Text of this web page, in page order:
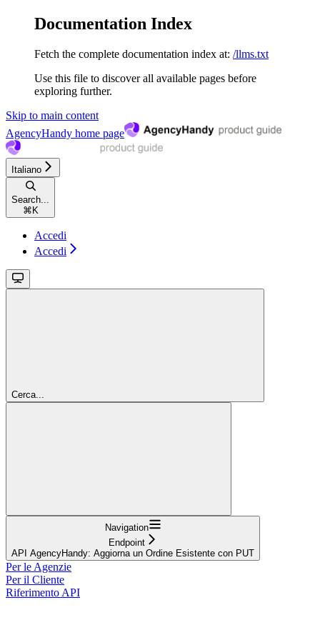
Documentation Index
Fetch the complete documentation index at: /llms.txt
Use this file to discover all available pages before
exploring further.
Skip to main content
AgencyHandy home page
Italiano
Search...
⌘ K
Accedi
Accedi
Cerca...
Navigation
Endpoint
API AgencyHandy: Aggiorna un Ordine Esistente con PUT
Per le Agenzie
Per il Cliente
Riferimento API